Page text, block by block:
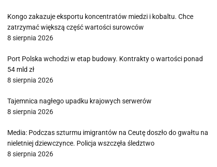
Kongo zakazuje eksportu koncentratów miedzi i kobaltu. Chce
zatrzymać większą część wartości surowców
8 sierpnia 2026
Port Polska wchodzi w etap budowy. Kontrakty o wartości ponad
54 mld zł
8 sierpnia 2026
Tajemnica nagłego upadku krajowych serwerów
8 sierpnia 2026
Media: Podczas szturmu imigrantów na Ceutę doszło do gwałtu na
nieletniej dziewczynce. Policja wszczęła śledztwo
8 sierpnia 2026